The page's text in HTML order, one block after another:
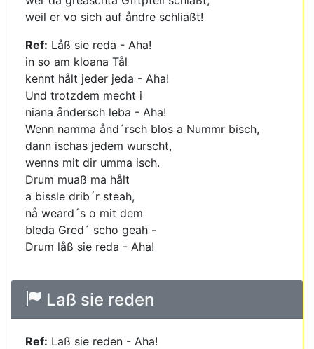
weil er vo sich auf åndre schliaßt!
Ref: Låß sie reda - Aha!
in so am kloana Tål
kennt hålt jeder jeda - Aha!
Und trotzdem mecht i
niana åndersch leba - Aha!
Wenn namma ånd´rsch blos a Nummr bisch,
dann ischas jedem wurscht,
wenns mit dir umma isch.
Drum muaß ma hålt
a bissle drib´r steah,
nå weard´s o mit dem
bleda Gred´ scho geah -
Drum låß sie reda - Aha!
Laß sie reden
Ref: Laß sie reden - Aha!